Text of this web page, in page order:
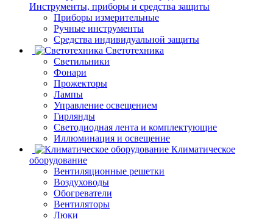
Инструменты, приборы и средства защиты
Приборы измерительные
Ручные инструменты
Средства индивидуальной защиты
Светотехника
Светильники
Фонари
Прожекторы
Лампы
Управление освещением
Гирлянды
Светодиодная лента и комплектующие
Иллюминация и освещение
Климатическое
оборудование
Вентиляционные решетки
Воздуховоды
Обогреватели
Вентиляторы
Люки